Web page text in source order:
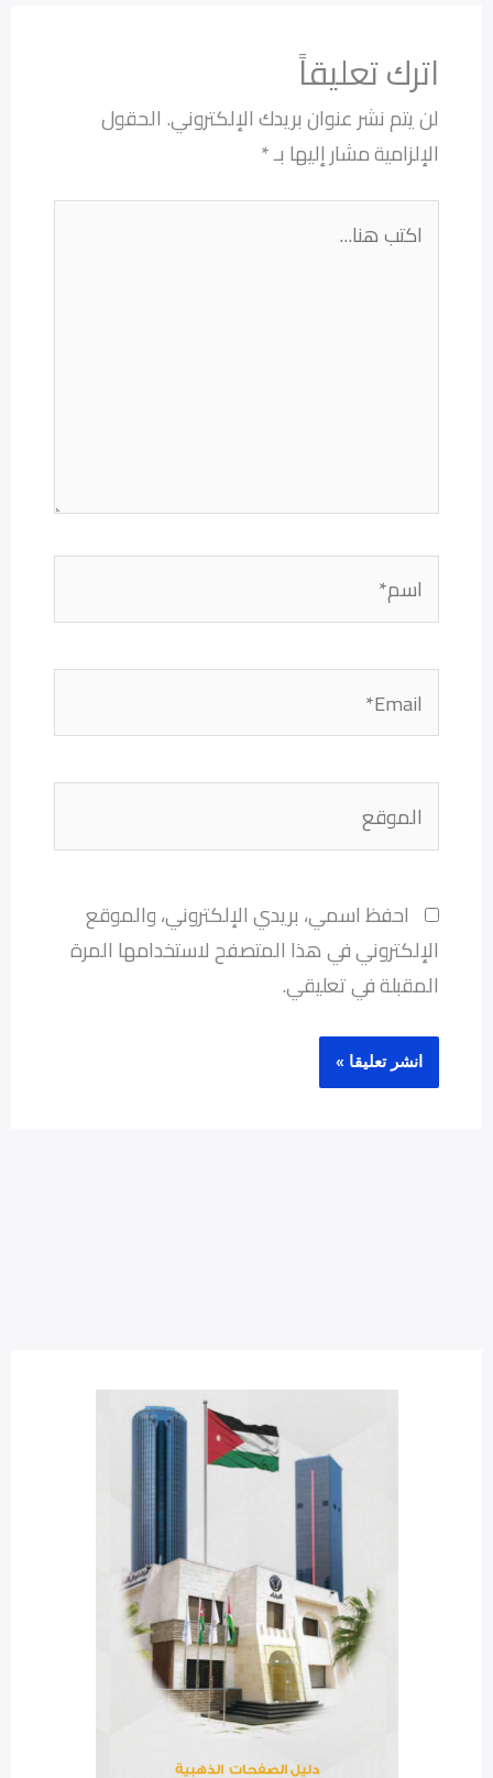
اترك تعليقاً
لن يتم نشر عنوان بريدك الإلكتروني. الحقول
الإلزامية مشار إليها بـ*
هنا...
احفظ اسمي، بريدي الإلكتروني، والموقع
الإلكتروني في هذا المتصفح لاستخدامها المرة
المقبلة في تعليقي.